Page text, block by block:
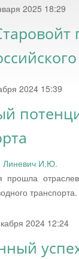
2025 18:29
2024 15:39
И.Ю.
прошла
2024 12:24